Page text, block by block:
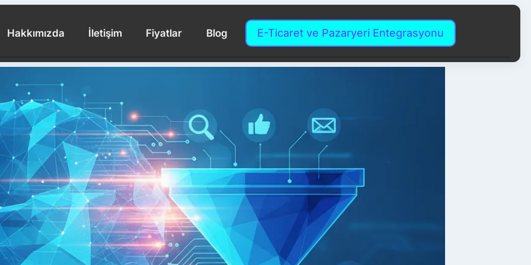
Hakkımızda İletişim Fiyatlar Blog E-Ticaret ve Pazaryeri Entegrasyonu